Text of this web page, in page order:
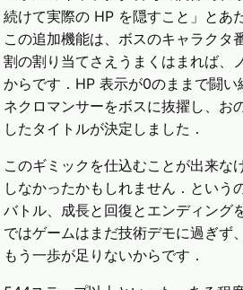
続けて実際の HP を隠すこと」とあ
この追加機能は、ボスのキャラクタ
割の割り当てさえうまくはまれば、
からです．HP 表示が0のままで闘い
ネクロマンサーをボスに抜擢し、お
したタイトルが決定しました．
このギミックを仕込むことが出来な
しなかったかもしれません．という
バトル、成長と回復とエンディング
ではゲームはまだ技術デモに過ぎず
もう一歩が足りないからです．